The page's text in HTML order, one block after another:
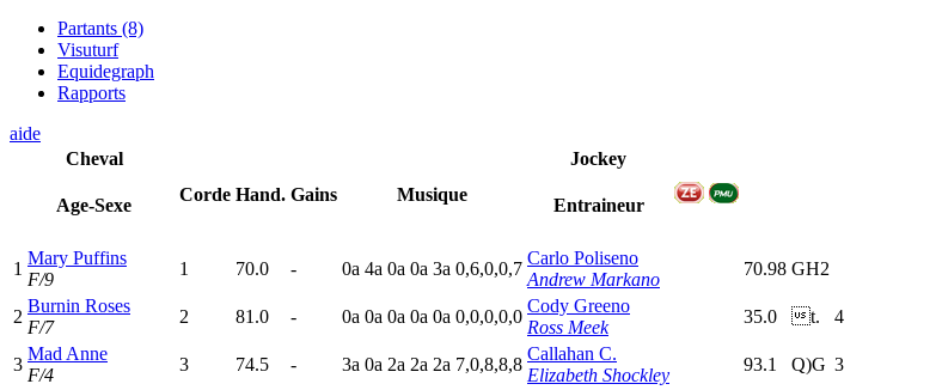
Partants (8)
Visuturf
Equidegraph
Rapports
aide
Cheval
Age-Sexe
Corde Hand. Gains Musique
Jockey
Entraineur
1
Mary Puffins
F/9
1 70.0 - 0a 4a 0a 0a 3a 0,6,0,0,7
Carlo Poliseno
Andrew Markano
70.98 GH2
2
Burnin Roses
F/7
2 81.0 - 0a 0a 0a 0a 0a 0,0,0,0,0
Cody Greeno
Ross Meek
35.0 t. 4
3
Mad Anne
F/4
3 74.5 - 3a 0a 2a 2a 2a 7,0,8,8,8
Callahan C.
Elizabeth Shockley
93.1 Q)G 3